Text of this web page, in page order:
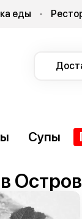
еды
Супы